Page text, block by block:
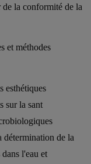
de la conformité de la
et méthodes
esthétiques
sur la sant
de la
l'eau et